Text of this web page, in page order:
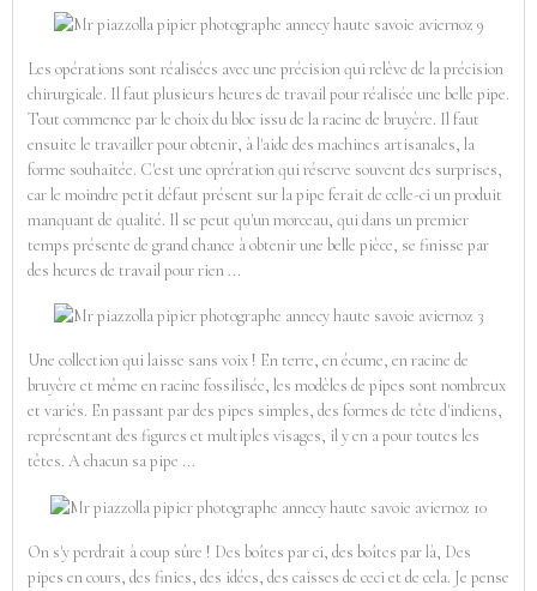
Les opérations sont réalisées avec une précision qui relève de la précision
chirurgicale. Il faut plusieurs heures de travail pour réalisée une belle pipe.
Tout commence par le choix du bloc issu de la racine de bruyère. Il faut
ensuite le travailler pour obtenir, à l'aide des machines artisanales, la
forme souhaitée. C'est une oprération qui réserve souvent des surprises,
car le moindre petit défaut présent sur la pipe ferait de celle-ci un produit
manquant de qualité. Il se peut qu'un morceau, qui dans un premier
temps présente de grand chance à obtenir une belle pièce, se finisse par
des heures de travail pour rien ...
Une collection qui laisse sans voix ! En terre, en écume, en racine de
bruyère et même en racine fossilisée, les modèles de pipes sont nombreux
et variés. En passant par des pipes simples, des formes de tête d'indiens,
représentant des figures et multiples visages, il y en a pour toutes les
têtes. A chacun sa pipe ...
On s'y perdrait à coup sûre ! Des boîtes par ci, des boîtes par là, Des
pipes en cours, des finies, des idées, des caisses de ceci et de cela. Je pense